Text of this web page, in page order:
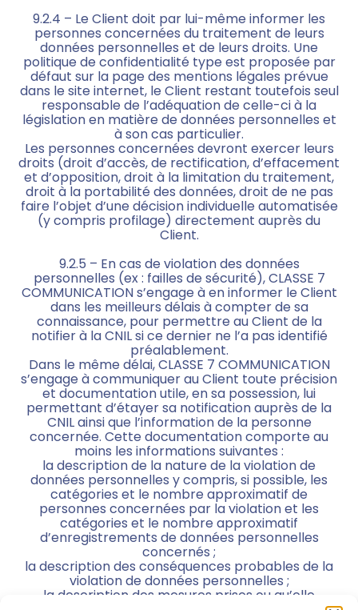
9.2.4 – Le Client doit par lui-même informer les
personnes concernées du traitement de leurs
données personnelles et de leurs droits. Une
politique de confidentialité type est proposée par
défaut sur la page des mentions légales prévue
dans le site internet, le Client restant toutefois seul
responsable de l’adéquation de celle-ci à la
législation en matière de données personnelles et
à son cas particulier.
Les personnes concernées devront exercer leurs
droits (droit d’accès, de rectification, d’effacement
et d’opposition, droit à la limitation du traitement,
droit à la portabilité des données, droit de ne pas
faire l’objet d’une décision individuelle automatisée
(y compris profilage) directement auprès du
Client.
9.2.5 – En cas de violation des données
personnelles (ex : failles de sécurité), CLASSE 7
COMMUNICATION s’engage à en informer le Client
dans les meilleurs délais à compter de sa
connaissance, pour permettre au Client de la
notifier à la CNIL si ce dernier ne l’a pas identifié
préalablement.
Dans le même délai, CLASSE 7 COMMUNICATION
s’engage à communiquer au Client toute précision
et documentation utile, en sa possession, lui
permettant d’étayer sa notification auprès de la
CNIL ainsi que l’information de la personne
concernée. Cette documentation comporte au
moins les informations suivantes :
la description de la nature de la violation de
données personnelles y compris, si possible, les
catégories et le nombre approximatif de
personnes concernées par la violation et les
catégories et le nombre approximatif
d’enregistrements de données personnelles
concernés ;
la description des conséquences probables de la
violation de données personnelles ;
la description des mesures prises ou qu’elle